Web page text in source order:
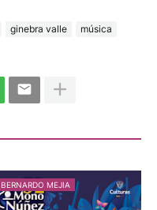
ginebra valle
música
BERNARDO MEJIA